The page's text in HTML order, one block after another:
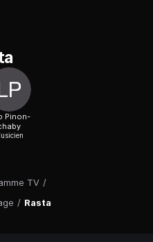
TV /
/ Rasta
Pinon-